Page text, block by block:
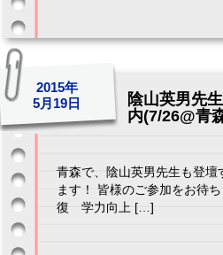
陰山英男先
内(7/26@青
2015年
5月19日
青森で、陰山英男先生も登
ます！ 皆様のご参加をお待
復 学力向上 […]